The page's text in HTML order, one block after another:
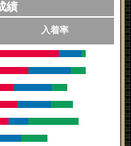
績
入着率